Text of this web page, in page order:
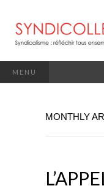
MENU
MONTHLY